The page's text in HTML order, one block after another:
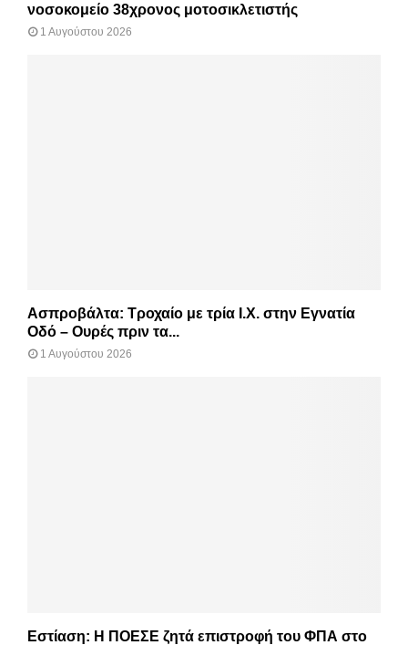
νοσοκομείο 38χρονος μοτοσικλετιστής
1 Αυγούστου 2026
Ασπροβάλτα: Τροχαίο με τρία Ι.Χ. στην Εγνατία
Οδό – Ουρές πριν τα...
1 Αυγούστου 2026
Εστίαση: Η ΠΟΕΣΕ ζητά επιστροφή του ΦΠΑ στο